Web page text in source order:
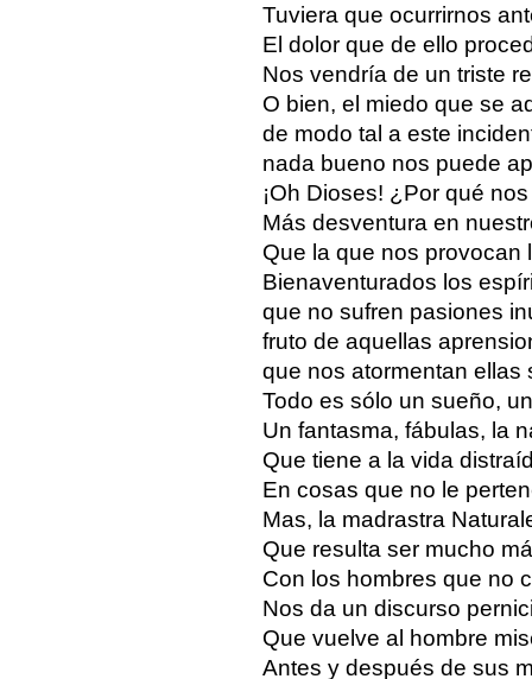
Tuviera que ocurrirnos
El dolor que de ello
Nos vendría de un triste
O bien, el miedo que se
de modo tal a este
nada bueno nos puede
¡Oh Dioses! ¿Por qué
Más desventura en
Que la que nos provocan
Bienaventurados los
que no sufren pasiones
fruto de aquellas
que nos atormentan ellas
Todo es sólo un sueño,
Un fantasma, fábulas, la
Que tiene a la vida
En cosas que no le
Mas, la madrastra
Que resulta ser mucho
Con los hombres que no
Nos da un discurso
Que vuelve al hombre
Antes y después de sus